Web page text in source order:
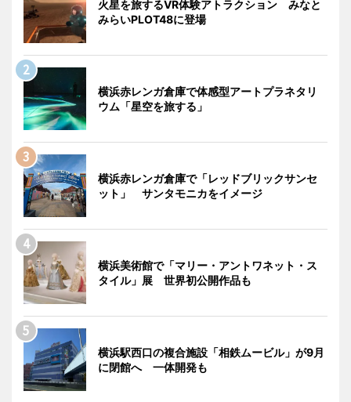
火星を旅するVR体験アトラクション みなと
みらいPLOT48に登場
横浜赤レンガ倉庫で体感型アートプラネタリ
ウム「星空を旅する」
横浜赤レンガ倉庫で「レッドブリックサンセ
ット」 サンタモニカをイメージ
横浜美術館で「マリー・アントワネット・ス
タイル」展 世界初公開作品も
横浜駅西口の複合施設「相鉄ムービル」が9月
に閉館へ 一体開発も